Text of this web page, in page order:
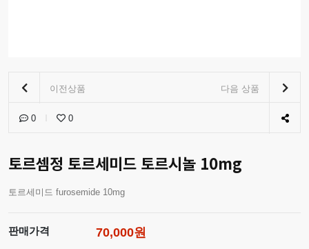
이전상품 다음 상품
0 0
토르셈정 토르세미드 토르시놀 10mg
토르세미드 furosemide 10mg
판매가격 70,000원